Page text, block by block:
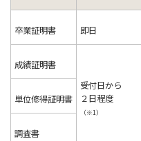
卒業証明書 即日
成績証明書
受付日から
２日程度
（※1）
単位修得証明書
調査書